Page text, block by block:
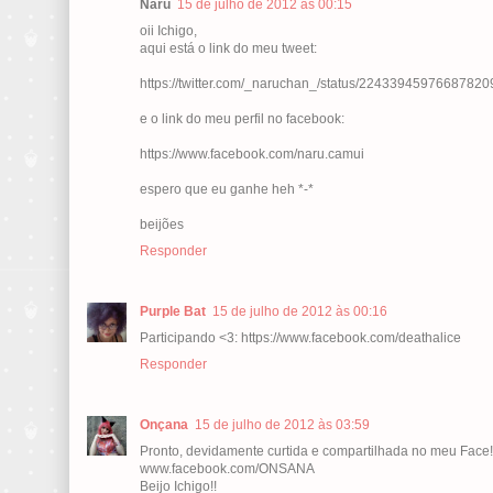
Naru 15 de julho de 2012 às 00:15
oii Ichigo,
aqui está o link do meu tweet:
https://twitter.com/_naruchan_/status/
e o link do meu perfil no facebook:
https://www.facebook.com/naru.camui
espero que eu ganhe heh *-*
beijões
Responder
Purple Bat 15 de julho de 2012 às 00:16
Participando <3: https://www.facebook.com/deathalice
Responder
Onçana 15 de julho de 2012 às 03:59
Pronto, devidamente curtida e compartilhada no meu Face!
www.facebook.com/ONSANA
Beijo Ichigo!!